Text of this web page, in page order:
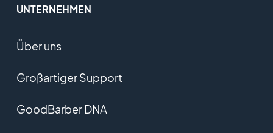
UNTERNEHMEN
Über uns
Großartiger Support
GoodBarber DNA